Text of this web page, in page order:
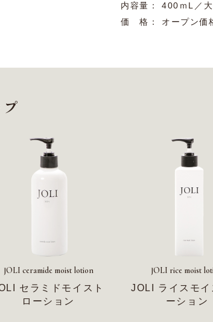
内容量： 400ｍL／
価 格： オープン価
JOLI ceramide moist lotion
セラミドモイスト
ローション
JOLI rice moist
JOLI ライスモイ
ーション